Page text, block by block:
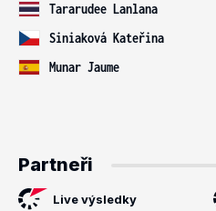
Tararudee Lanlana
Siniaková Kateřina
Munar Jaume
Partneři
Live výsledky